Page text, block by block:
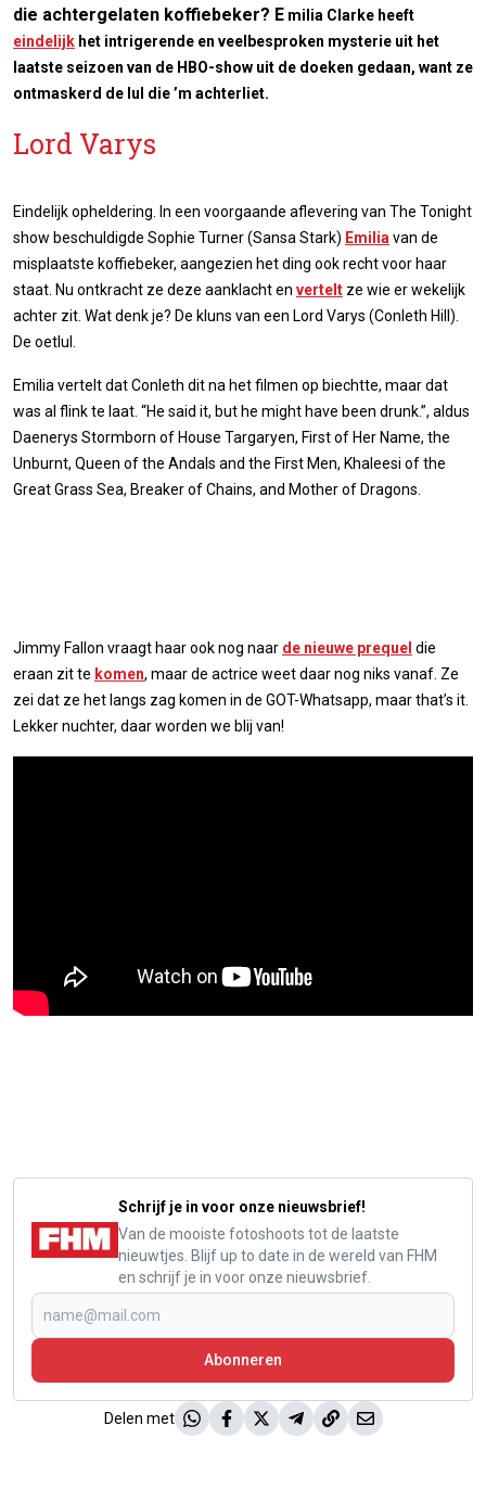
die achtergelaten koffiebeker? E milia Clarke heeft
eindelijk het intrigerende en veelbesproken mysterie uit het
laatste seizoen van de HBO-show uit de doeken gedaan, want ze
ontmaskerd de lul die ’m achterliet.
Lord Varys
Eindelijk opheldering. In een voorgaande aflevering van The Tonight
show beschuldigde Sophie Turner (Sansa Stark) Emilia van de
misplaatste koffiebeker, aangezien het ding ook recht voor haar
staat. Nu ontkracht ze deze aanklacht en vertelt ze wie er wekelijk
achter zit. Wat denk je? De kluns van een Lord Varys (Conleth Hill).
De oetlul.
Emilia vertelt dat Conleth dit na het filmen op biechtte, maar dat
was al flink te laat. “He said it, but he might have been drunk.”, aldus
Daenerys Stormborn of House Targaryen, First of Her Name, the
Unburnt, Queen of the Andals and the First Men, Khaleesi of the
Great Grass Sea, Breaker of Chains, and Mother of Dragons.
Jimmy Fallon vraagt haar ook nog naar de nieuwe prequel die
eraan zit te komen, maar de actrice weet daar nog niks vanaf. Ze
zei dat ze het langs zag komen in de GOT-Whatsapp, maar that’s it.
Lekker nuchter, daar worden we blij van!
Schrijf je in voor onze nieuwsbrief!
Van de mooiste fotoshoots tot de laatste
nieuwtjes. Blijf up to date in de wereld van FHM
en schrijf je in voor onze nieuwsbrief.
Abonneren
Delen met